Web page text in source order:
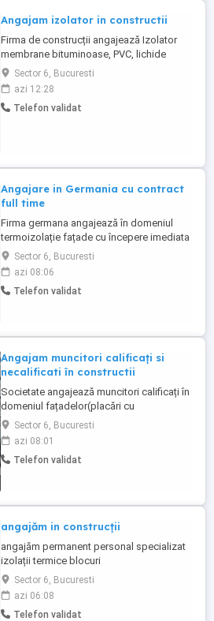
Angajam izolator in constructii
Firma de construcții angajează Izolator
membrane bituminoase, PVC, lichide
poliuretanice cu experiență! Lucrări sigure,
contract de muncă , angajare imediată.
Contact: Sună acum
Sector 6, Bucuresti
azi 12:28
Telefon validat
Angajare in Germania cu contract
full time
Firma germana angajează în domeniul
termoizolație fațade cu începere imediata
cu contract de la 15 euro minim net pe ora
în funcție de priceperea fiecaruia.Firma
oferă si plateste concediul de odihna
anual cât și în sezonul de iarna oferă
Sector 6, Bucuresti
azi 08:06
Telefon validat
Angajam muncitori calificați si
necalificati în constructii
Societate angajează muncitori calificați în
domeniul fațadelor(placări cu
polistiren,plasa,colțare,decorativa) in
București și Ilfov program de 8 ore cu
pauza de 1 ora.salariul atractiv începând
de la 8000 lei pe lună cu posibilitatea de
Sector 6, Bucuresti
azi 08:01
Telefon validat
angajăm in construcții
angajăm permanent personal specializat
izolații termice blocuri
Sector 6, Bucuresti
azi 06:08
Telefon validat